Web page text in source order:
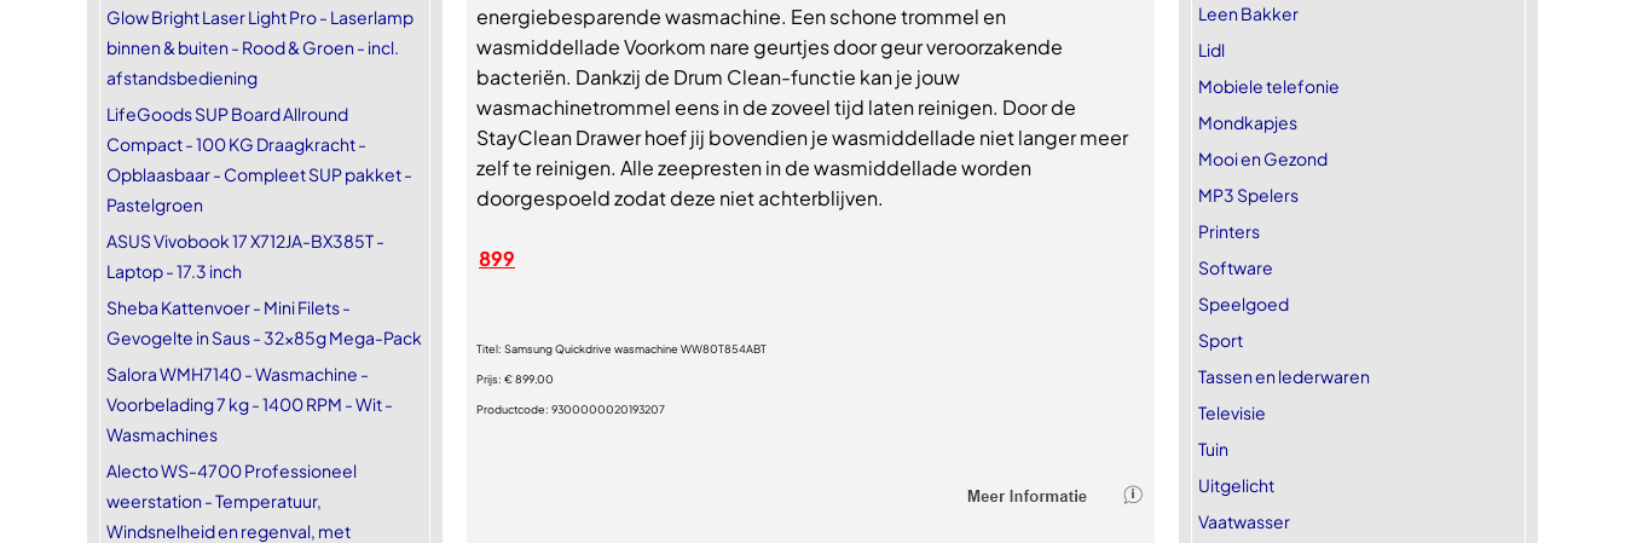
Glow Bright Laser Light Pro - Laserlamp
binnen & buiten - Rood & Groen - incl.
afstandsbediening
LifeGoods SUP Board Allround
Compact - 100 KG Draagkracht -
Opblaasbaar - Compleet SUP pakket -
Pastelgroen
ASUS Vivobook 17 X712JA-BX385T -
Laptop - 17.3 inch
Sheba Kattenvoer - Mini Filets -
Gevogelte in Saus - 32x85g Mega-Pack
Salora WMH7140 - Wasmachine -
Voorbelading 7 kg - 1400 RPM - Wit -
Wasmachines
Alecto WS-4700 Professioneel
weerstation - Temperatuur,
Windsnelheid en regenval, met
energiebesparende wasmachine. Een schone trommel en
wasmiddellade Voorkom nare geurtjes door geur veroorzakende
bacteriën. Dankzij de Drum Clean-functie kan je jouw
wasmachinetrommel eens in de zoveel tijd laten reinigen. Door de
StayClean Drawer hoef jij bovendien je wasmiddellade niet langer meer
zelf te reinigen. Alle zeepresten in de wasmiddellade worden
doorgespoeld zodat deze niet achterblijven.
899
Titel: Samsung Quickdrive wasmachine WW80T854ABT
Prijs: € 899,00
Productcode: 9300000020193207
Leen Bakker
Lidl
Mobiele telefonie
Mondkapjes
Mooi en Gezond
MP3 Spelers
Printers
Software
Speelgoed
Sport
Tassen en lederwaren
Televisie
Tuin
Uitgelicht
Vaatwasser